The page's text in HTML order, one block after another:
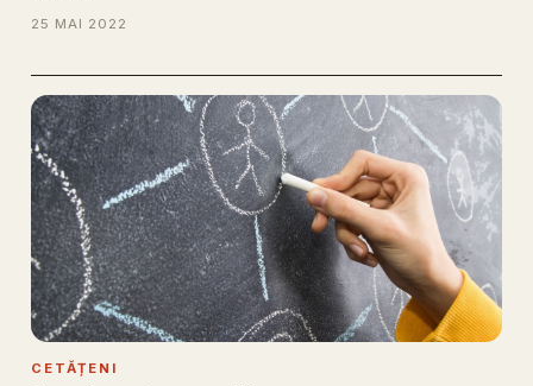
25 MAI 2022
CETĂȚENI